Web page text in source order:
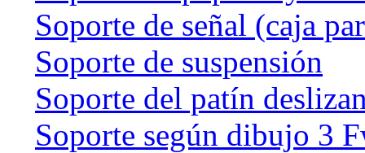
Soporte de señal (caja
Soporte de suspensión
Soporte del patín
Soporte según dibujo 3